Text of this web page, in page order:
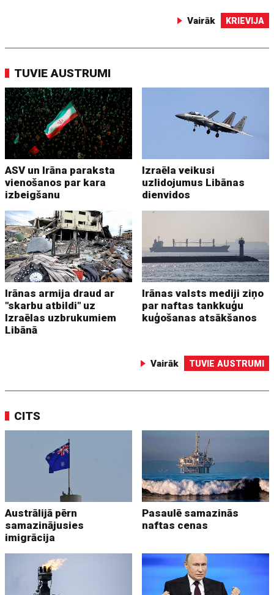
Vairāk KRIEVIJA
TUVIE AUSTRUMI
ASV un Irāna paraksta
vienošanos par kara
izbeigšanu
Izraēla veikusi
uzlidojumus Libānas
dienvidos
Irānas armija draud ar
"skarbu atbildi" uz
Izraēlas uzbrukumiem
Libānā
Irānas valsts mediji ziņo
par naftas tankkuģu
kuģošanas atsākšanos
Vairāk TUVIE AUSTRUMI
CITS
Austrālijā pērn
samazinājusies
imigrācija
Pasaulē samazinās
naftas cenas